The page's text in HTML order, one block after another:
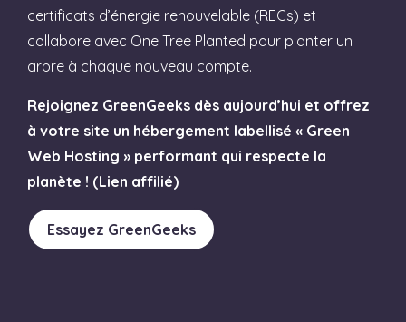
certificats d’énergie renouvelable (RECs) et
collabore avec One Tree Planted pour planter un
arbre à chaque nouveau compte.
Rejoignez GreenGeeks dès aujourd’hui et offrez
à votre site un hébergement labellisé « Green
Web Hosting » performant qui respecte la
planète ! (Lien affilié)
Essayez GreenGeeks